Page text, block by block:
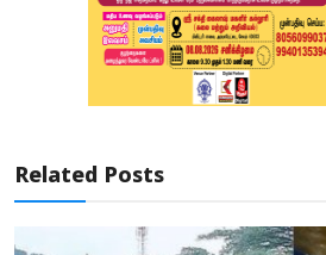
Related Posts